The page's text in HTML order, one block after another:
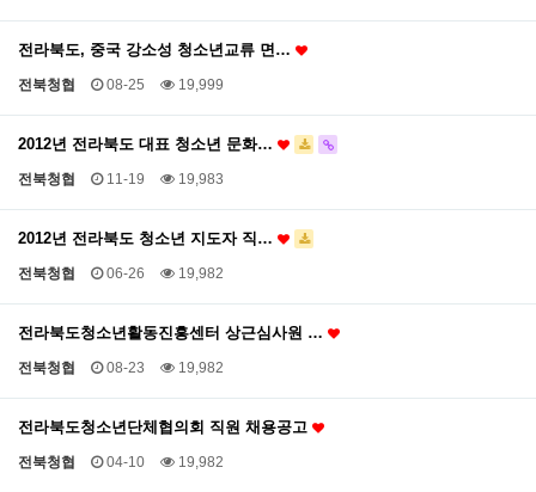
전라북도, 중국 강소성 청소년교류 면…
전북청협 08-25 19,999
2012년 전라북도 대표 청소년 문화…
전북청협 11-19 19,983
2012년 전라북도 청소년 지도자 직…
전북청협 06-26 19,982
전라북도청소년활동진흥센터 상근심사원 …
전북청협 08-23 19,982
전라북도청소년단체협의회 직원 채용공고
전북청협 04-10 19,982